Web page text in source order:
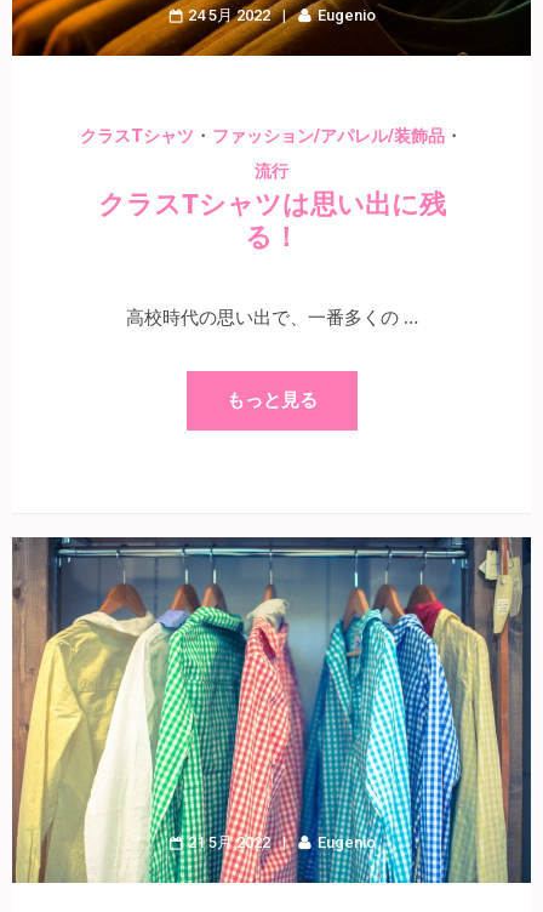
24 5月 2022 Eugenio
クラスTシャツ ・ ファッション/アパレル/装飾品 ・
流行
クラスTシャツは思い出に残
る！
高校時代の思い出で、一番多くの …
もっと見る
21 5月 2022 Eugenio